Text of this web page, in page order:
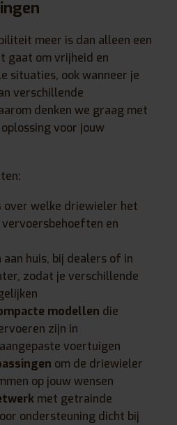
meer is dan alleen een
gaat om vrijheid en
situaties, ook wanneer je
verschillende
denken we graag met
voor jouw
over welke driewieler het
en
aan huis, bij dealers of in
zodat je verschillende
modellen die
zijn in
voertuigen
om de driewieler
op jouw wensen
met getrainde
ondersteuning dicht bij